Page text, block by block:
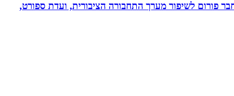
פורום לשיפור מערך התחבורה הציבורית, ועדת ספורט,